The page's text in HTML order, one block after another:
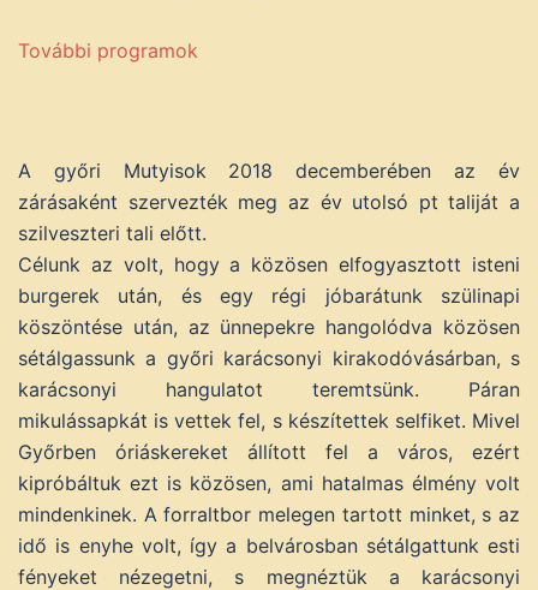
További programok
A győri Mutyisok 2018 decemberében az év
zárásaként szervezték meg az év utolsó pt taliját a
szilveszteri tali előtt.
Célunk az volt, hogy a közösen elfogyasztott isteni
burgerek után, és egy régi jóbarátunk szülinapi
köszöntése után, az ünnepekre hangolódva közösen
sétálgassunk a győri karácsonyi kirakodóvásárban, s
karácsonyi hangulatot teremtsünk. Páran
mikulássapkát is vettek fel, s készítettek selfiket. Mivel
Győrben óriáskereket állított fel a város, ezért
kipróbáltuk ezt is közösen, ami hatalmas élmény volt
mindenkinek. A forraltbor melegen tartott minket, s az
idő is enyhe volt, így a belvárosban sétálgattunk esti
fényeket nézegetni, s megnéztük a karácsonyi